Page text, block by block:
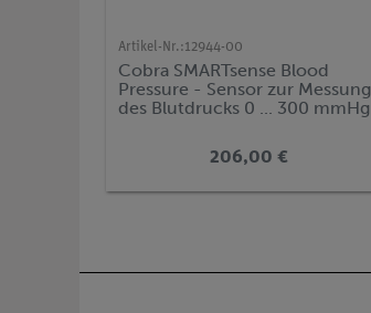
Artikel-Nr.:12944-00
Cobra SMARTsense Blood
Pressure - Sensor zur Messung
des Blutdrucks 0 ... 300 mmHg
206,00 €